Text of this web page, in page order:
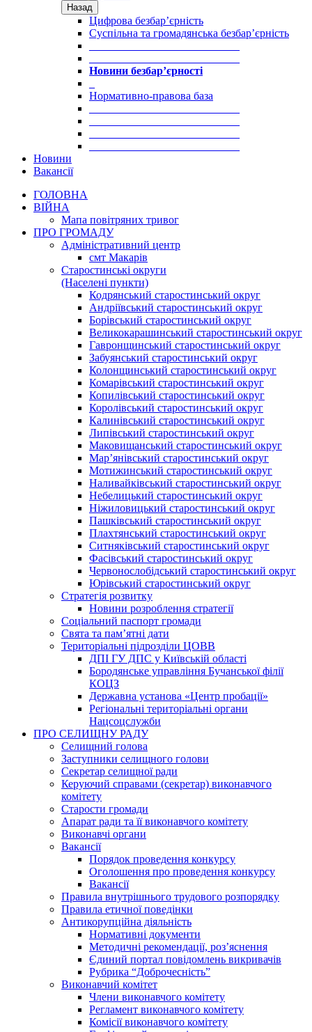
Назад
Цифрова безбар’єрність
Суспільна та громадянська безбар’єрність
Новини безбар’єрності
Нормативно-правова база
Новини
Вакансії
ГОЛОВНА
ВІЙНА
Мапа повітряних тривог
ПРО ГРОМАДУ
Aдміністративний центр
смт Макарів
Старостинські округи
(Населені пункти)
Кодрянський старостинський округ
Андріївський старостинський округ
Борівський старостинський округ
Великокарашинський старостинський округ
Гавронщинський старостинський округ
Забуянський старостинський округ
Колонщинський старостинський округ
Комарівський старостинський округ
Копилівський старостинський округ
Королівський старостинський округ
Калинівський старостинський округ
Липівський старостинський округ
Маковищанський старостинський округ
Мар’янівський старостинський округ
Мотижинський старостинський округ
Наливайківський старостинський округ
Небелицький старостинський округ
Ніжиловицький старостинський округ
Пашківський старостинський округ
Плахтянський старостинський округ
Ситняківський старостинський округ
Фасівський старостинський округ
Червонослобідський старостинський округ
Юрівський старостинський округ
Стратегія розвитку
Новини розроблення стратегії
Соціальний паспорт громади
Свята та пам’ятні дати
Територіальні підрозділи ЦОВВ
ДПІ ГУ ДПС у Київській області
Бородянське управління Бучанської філії
КОЦЗ
Державна установа «Центр пробації»
Регіональні територіальні органи
Нацсоцслужби
ПРО СЕЛИЩНУ РАДУ
Селищний голова
Заступники селищного голови
Секретар селищної ради
Керуючий справами (секретар) виконавчого
комітету
Старости громади
Апарат ради та її виконавчого комітету
Виконавчі органи
Вакансії
Порядок проведення конкурсу
Оголошення про проведення конкурсу
Вакансії
Правила внутрішнього трудового розпорядку
Правила етичної поведінки
Антикорупційна діяльність
Нормативні документи
Методичні рекомендації, роз’яснення
Єдиний портал повідомлень викривачів
Рубрика “Доброчесність”
Виконавчий комітет
Члени виконавчого комітету
Регламент виконавчого комітету
Комісії виконавчого комітету